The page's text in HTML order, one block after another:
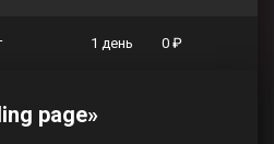
1 день 0 ₽
page»